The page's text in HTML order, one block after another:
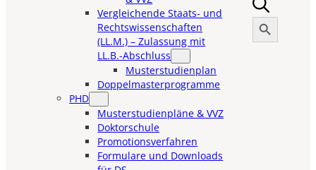
Vergleichende Staats- und
Rechtswissenschaften
(LL.M.) – Zulassung mit
LL.B.-Abschluss
Musterstudienplan
Doppelmasterprogramme
PHD
Musterstudienpläne & VVZ
Doktorschule
Promotionsverfahren
Formulare und Downloads
Search
for:
Search Button